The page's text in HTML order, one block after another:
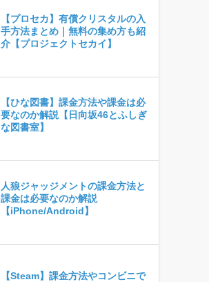
【プロセカ】有償クリスタルの入
手方法まとめ｜無料の集め方も紹
介【プロジェクトセカイ】
【ひな図書】課金方法や課金は必
要なのか解説【日向坂46とふしぎ
な図書室】
人狼ジャッジメントの課金方法と
課金は必要なのか解説
【iPhone/Android】
【Steam】課金方法やコンビニで